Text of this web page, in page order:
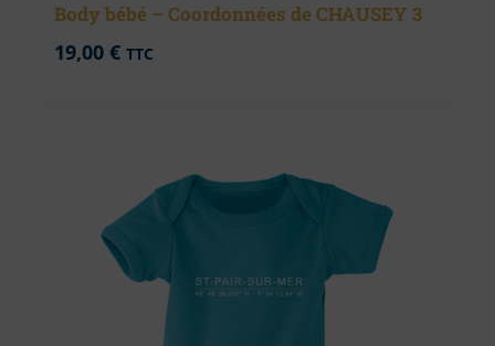
Body bébé – Coordonnées de CHAUSEY 3
19,00 € TTC